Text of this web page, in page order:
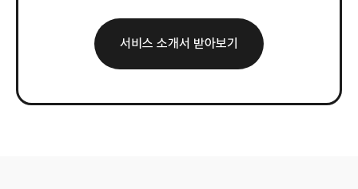
서비스 소개서 받아보기